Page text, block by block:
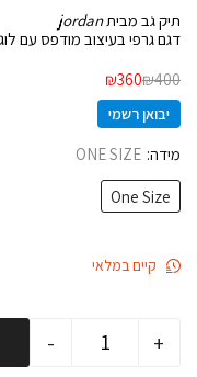
תיק גב מביתjordan
דגם גרפי בעיצוב מודפס עם
₪400
₪360
יבואן רשמי
מידה ONE SIZE
One Size
קיים במלאי
- +